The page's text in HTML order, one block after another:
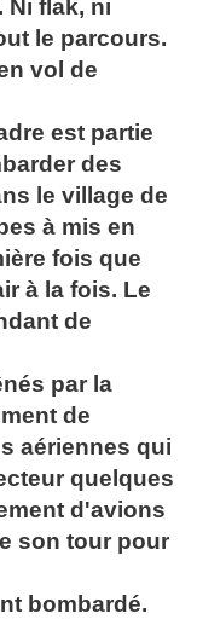
Ni flak, ni
le parcours.
vol de
est partie
des
le village de
à mis en
fois que
à la fois. Le
de
par la
de
aériennes qui
quelques
d'avions
son tour pour
bombardé.